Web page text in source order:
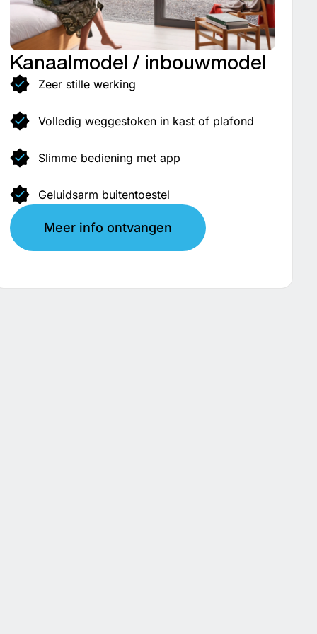
Kanaalmodel / inbouwmodel
Zeer stille werking
Volledig weggestoken in kast of plafond
Slimme bediening met app
Geluidsarm buitentoestel
Meer info ontvangen